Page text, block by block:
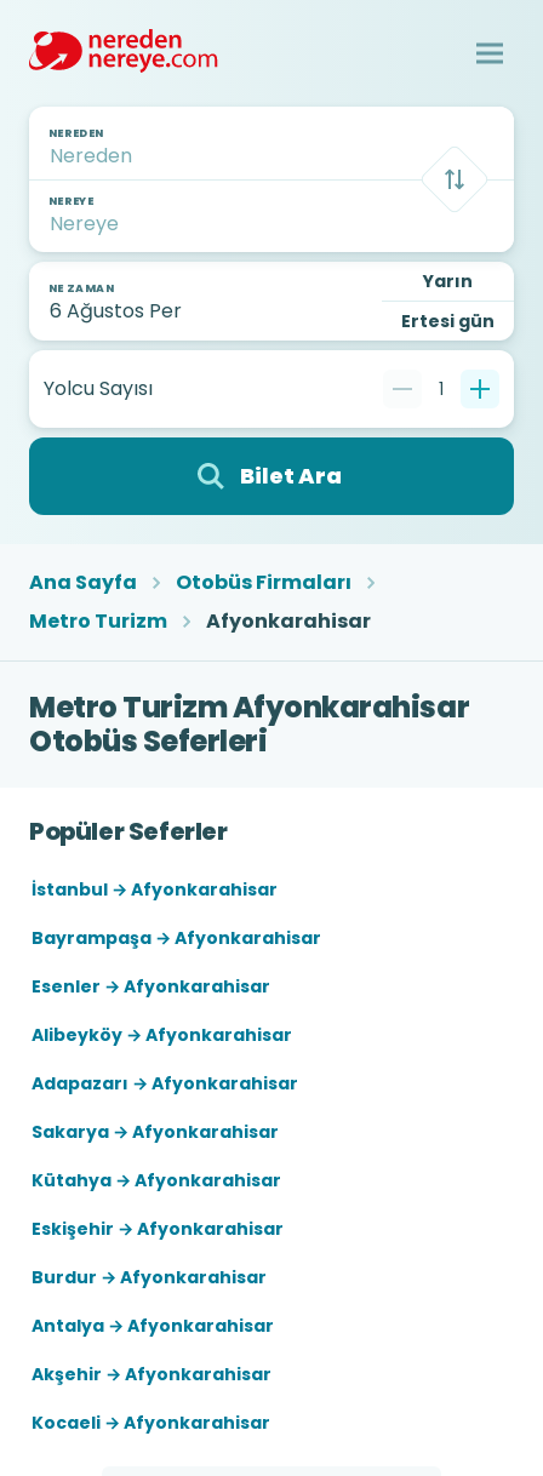
NEREDEN
NEREYE
NE ZAMAN
Yarın
Ertesi gün
Yolcu Sayısı 1
Bilet Ara
Ana Sayfa
Otobüs Firmaları
Metro Turizm
Afyonkarahisar
Metro Turizm Afyonkarahisar
Otobüs Seferleri
Popüler Seferler
İstanbul → Afyonkarahisar
Bayrampaşa → Afyonkarahisar
Esenler → Afyonkarahisar
Alibeyköy → Afyonkarahisar
Adapazarı → Afyonkarahisar
Sakarya → Afyonkarahisar
Kütahya → Afyonkarahisar
Eskişehir → Afyonkarahisar
Burdur → Afyonkarahisar
Antalya → Afyonkarahisar
Akşehir → Afyonkarahisar
Kocaeli → Afyonkarahisar